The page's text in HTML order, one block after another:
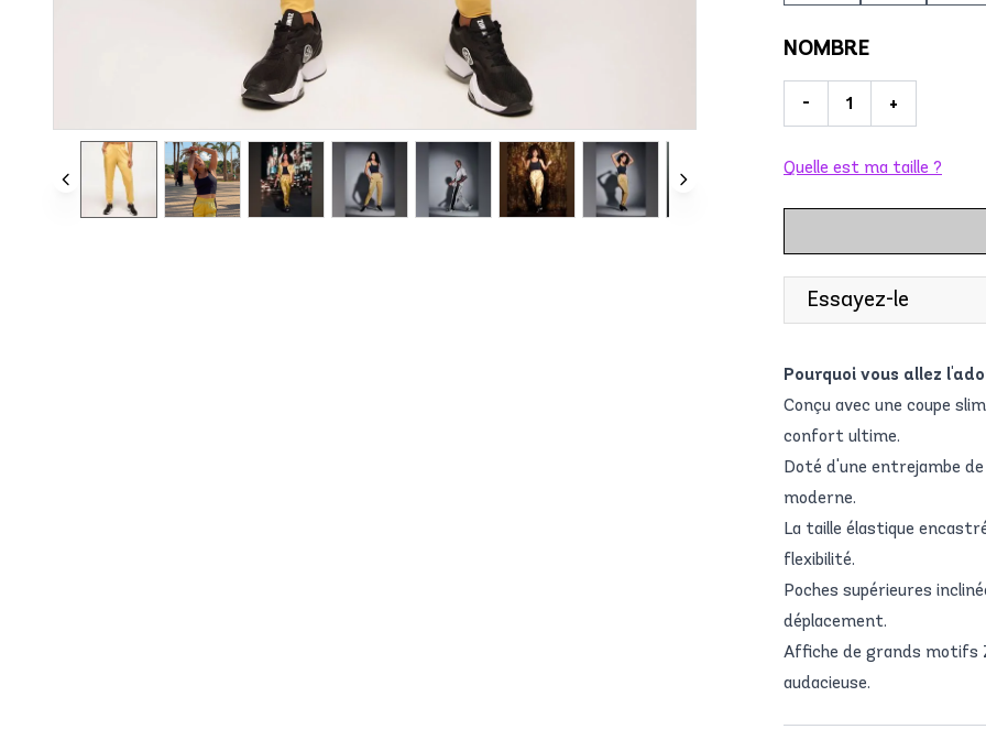
NOMBRE
- +
Quelle est ma taille ?
Essayez-le
Pourquoi vous allez
Conçu avec une coupe
confort ultime.
Doté d'une entrejambe
moderne.
La taille élastique
flexibilité.
Poches supérieures
déplacement.
Affiche de grands motifs
audacieuse.